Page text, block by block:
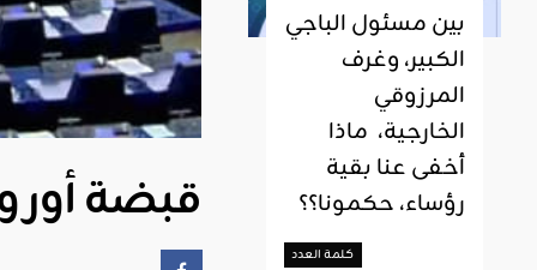
قبضة
بين مسئول الباجي
الكبير، وغرف
المرزوقي
الخارجية، ماذا
أخفى عنا بقية
رؤساء، حكمونا؟؟
كلمة العدد